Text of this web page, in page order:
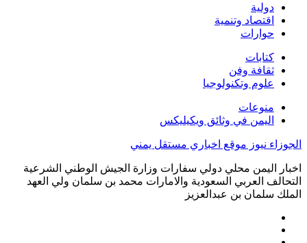
دولية
اقتصاد وتنمية
حوارات
كتابات
ثقافة وفن
علوم وتكنولوجيا
منوعات
اليمن في وثائق ويكيليكس
الجوزاء نيوز موقع اخباري مستقل يمني
اخبار اليمن محلي دولي سفارات وزارة الجيش الوطني الشرعية
التحالف العربي السعودية والامارات محمد بن سلمان ولي العهد
الملك سلمان بن عبدالعزيز